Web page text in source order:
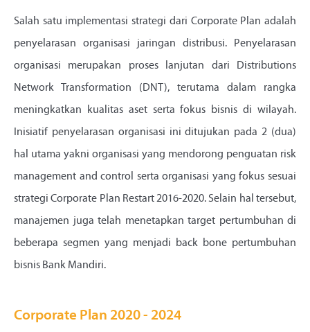
Salah satu implementasi strategi dari Corporate Plan adalah
penyelarasan organisasi jaringan distribusi. Penyelarasan
organisasi merupakan proses lanjutan dari Distributions
Network Transformation (DNT), terutama dalam rangka
meningkatkan kualitas aset serta fokus bisnis di wilayah.
Inisiatif penyelarasan organisasi ini ditujukan pada 2 (dua)
hal utama yakni organisasi yang mendorong penguatan risk
management and control serta organisasi yang fokus sesuai
strategi Corporate Plan Restart 2016-2020. Selain hal tersebut,
manajemen juga telah menetapkan target pertumbuhan di
beberapa segmen yang menjadi back bone pertumbuhan
bisnis Bank Mandiri.
Corporate Plan 2020 - 2024